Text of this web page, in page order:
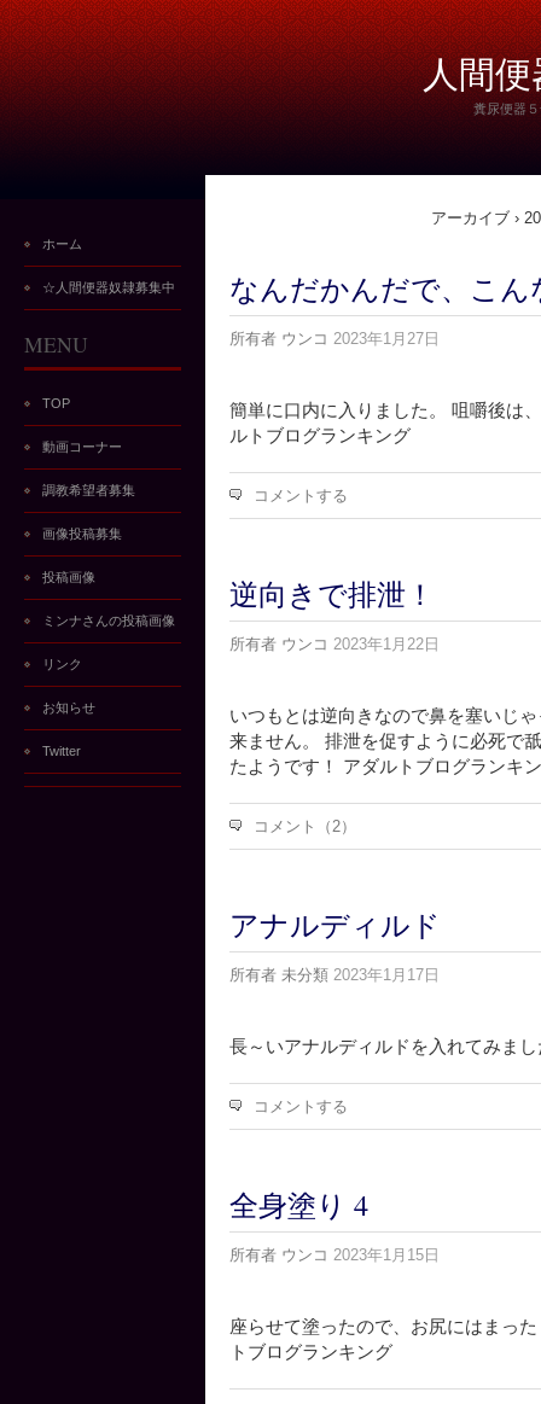
人間
糞尿便器
ホーム
☆人間便器奴隷募集中
MENU
TOP
動画コーナー
調教希望者募集
画像投稿募集
投稿画像
ミンナさんの投稿画像
リンク
お知らせ
Twitter
アーカイブ ›
なんだかんだで、こ
所有者 ウンコ 2023年1月27日
簡単に口内に入りました。 咀嚼後は
ルトブログランキング
コメントする
逆向きで排泄！
所有者 ウンコ 2023年1月22日
いつもとは逆向きなので鼻を塞いじ
来ません。 排泄を促すように必死で
たようです！ アダルトブログランキ
コメント（2）
アナルディルド
所有者 未分類 2023年1月17日
長～いアナルディルドを入れてみま
コメントする
全身塗り 4
所有者 ウンコ 2023年1月15日
座らせて塗ったので、お尻にはまっ
トブログランキング